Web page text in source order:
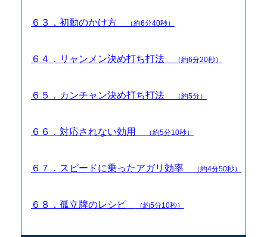
６３．初動のかけ方 （約6分40秒）
６４．リャンメン決め打ち打法 （約6分20秒）
６５．カンチャン決め打ち打法 （約5分）
６６．対応されない効用 （約5分10秒）
６７．スピードに乗ったアガリ効率 （約4分50秒）
６８．孤立牌のレシピ （約5分10秒）